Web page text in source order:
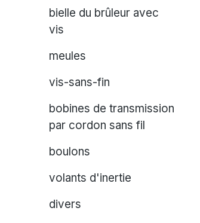
bielle du brûleur avec
vis
meules
vis-sans-fin
bobines de transmission
par cordon sans fil
boulons
volants d'inertie
divers